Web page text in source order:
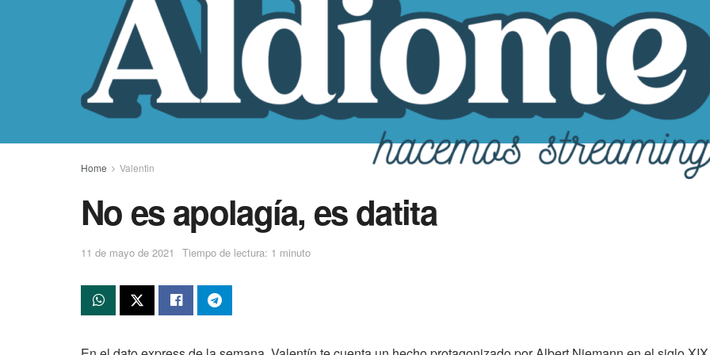
Home Valentin
No es apolagía, es datita
11 de mayo de 2021 Tiempo de lectura: 1 minuto